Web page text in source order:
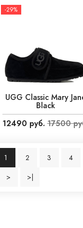
-29%
UGG Classic Mary
Black
12490 руб. 17500
1 2 3 4
>
>|